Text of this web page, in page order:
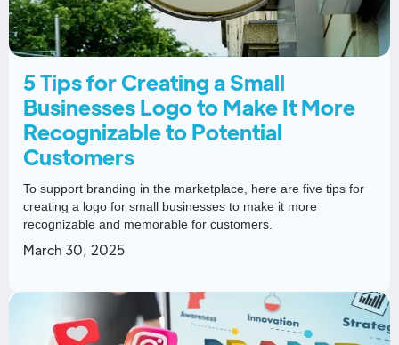
5 Tips for Creating a Small
Businesses Logo to Make It More
Recognizable to Potential
Customers
To support branding in the marketplace, here are five tips for
creating a logo for small businesses to make it more
recognizable and memorable for customers.
March 30, 2025